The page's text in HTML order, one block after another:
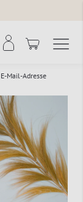
Mail-Adresse